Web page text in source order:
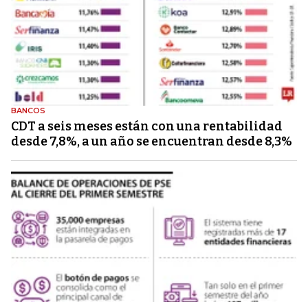
BANCOS
CDT a seis meses están con una rentabilidad
desde 7,8%, a un año se encuentran desde 8,3%